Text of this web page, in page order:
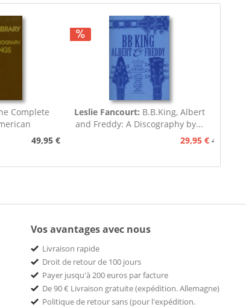
Complete
49,95 €
Leslie Fancourt: B.B.King, Albert
and Freddy: A Discography by...
29,95 € 49,95 €
Vos avantages avec nous
Livraison rapide
Droit de retour de 100 jours
Payer jusqu'à 200 euros par facture
De 90 € Livraison gratuite (expédition. Allemagne)
Politique de retour sans (pour l'expédition.